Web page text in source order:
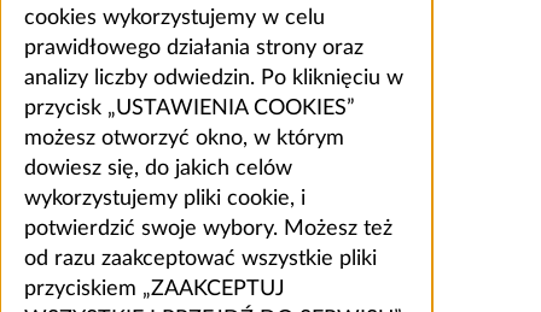
cookies wykorzystujemy w celu
prawidłowego działania strony oraz
analizy liczby odwiedzin. Po kliknięciu w
przycisk „USTAWIENIA COOKIES”
możesz otworzyć okno, w którym
dowiesz się, do jakich celów
wykorzystujemy pliki cookie, i
potwierdzić swoje wybory. Możesz też
od razu zaakceptować wszystkie pliki
przyciskiem „ZAAKCEPTUJ